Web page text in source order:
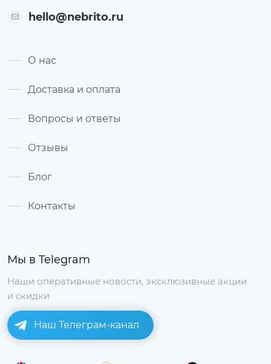
Мы в Telegram
Наши оперативные новости, эксклюзивные акции
и скидки
Наш Телеграм-канал
hello@nebrito.ru
О нас
Доставка и оплата
Вопросы и ответы
Отзывы
Блог
Контакты